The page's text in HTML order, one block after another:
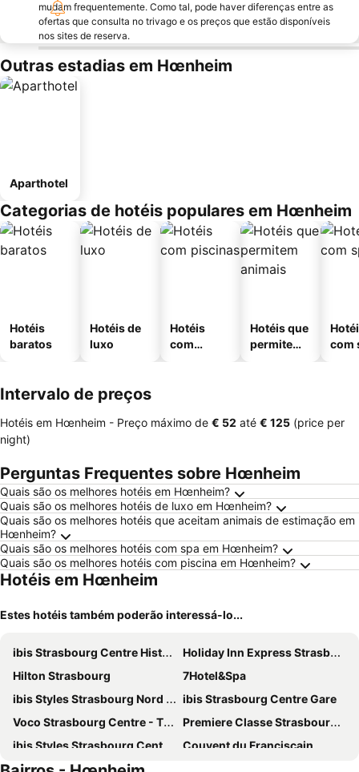
mudam frequentemente. Como tal, pode haver diferenças entre as
ofertas que consulta no trivago e os preços que estão disponíveis
nos sites de reserva.
Outras estadias em Hœnheim
Aparthotel
Categorias de hotéis populares em Hœnheim
Hotéis
baratos
Hotéis de
luxo
Hotéis
com
Hotéis que
permitem
com
Intervalo de preços
Hotéis em Hœnheim - Preço máximo de ‎€ 52 até ‎€ 125 (price per
night)
Perguntas Frequentes sobre Hœnheim
Quais são os melhores hotéis em Hœnheim?
Quais são os melhores hotéis de luxo em Hœnheim?
Quais são os melhores hotéis que aceitam animais de estimação em
Hœnheim?
Quais são os melhores hotéis com spa em Hœnheim?
Quais são os melhores hotéis com piscina em Hœnheim?
Hotéis em Hœnheim
Estes hotéis também poderão interessá-lo...
ibis Strasbourg Centre Historique
Holiday Inn Express Strasbourg - Centre By Ihg
Hilton Strasbourg
7Hotel&Spa
ibis Styles Strasbourg Nord Palais des Congrès
ibis Strasbourg Centre Gare
Voco Strasbourg Centre - The Garden By Ihg
Premiere Classe Strasbourg Ouest
ibis Styles Strasbourg Centre République
Couvent du Franciscain
ibis Strasbourg Centre Petite France